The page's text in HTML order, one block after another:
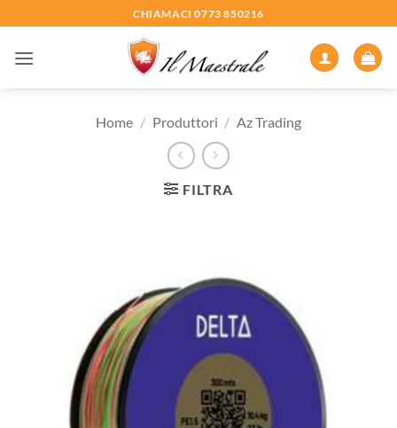
ai
contenuti
CHIAMACI 0773 850216
Home / Produttori / Az Trading
FILTRA